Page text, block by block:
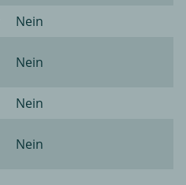
Nein
Nein
Nein
Nein